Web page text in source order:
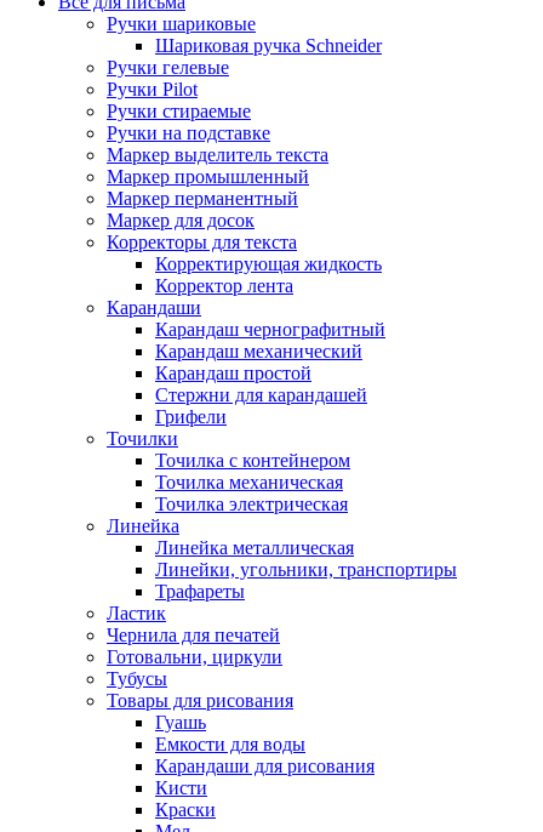
Ручки шариковые
Шариковая ручка Schneider
Ручки гелевые
Ручки Pilot
Ручки стираемые
Ручки на подставке
Маркер выделитель текста
Маркер промышленный
Маркер перманентный
Маркер для досок
Корректоры для текста
Корректирующая жидкость
Корректор лента
Карандаши
Карандаш чернографитный
Карандаш механический
Карандаш простой
Стержни для карандашей
Грифели
Точилки
Точилка с контейнером
Точилка механическая
Точилка электрическая
Линейка
Линейка металлическая
Линейки, угольники, транспортиры
Трафареты
Ластик
Чернила для печатей
Готовальни, циркули
Тубусы
Товары для рисования
Гуашь
Емкости для воды
Карандаши для рисования
Кисти
Краски